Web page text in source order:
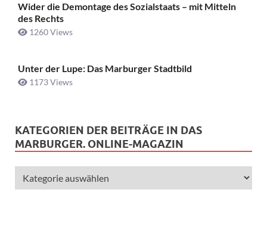
Wider die Demontage des Sozialstaats – mit Mitteln
des Rechts
1260 Views
Unter der Lupe: Das Marburger Stadtbild
1173 Views
KATEGORIEN DER BEITRÄGE IN DAS
MARBURGER. ONLINE-MAGAZIN